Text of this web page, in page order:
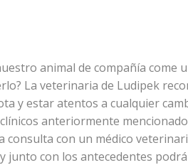
animal de compañía come
La veterinaria de Ludipek
y estar atentos a cualquier
anteriormente
consulta con un médico
junto con los antecedentes